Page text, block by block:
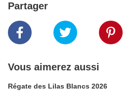
Partager
Vous aimerez aussi
Régate des Lilas Blancs 2026